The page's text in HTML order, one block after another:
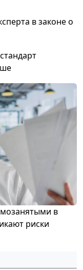
в законе о
в
риски